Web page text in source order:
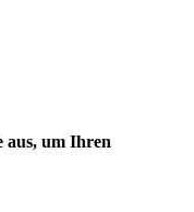
aus, um Ihren